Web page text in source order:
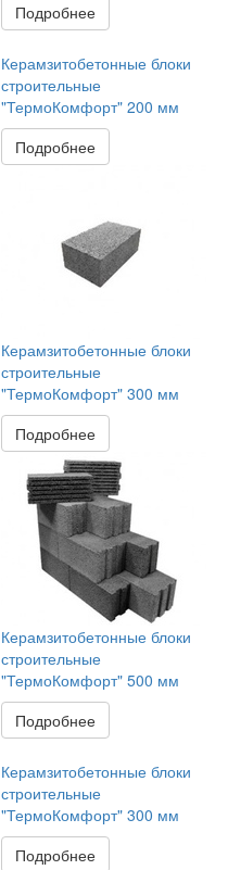
Подробнее
Керамзитобетонные блоки
строительные
"ТермоКомфорт" 200 мм
Подробнее
Керамзитобетонные блоки
строительные
"ТермоКомфорт" 300 мм
Подробнее
Керамзитобетонные блоки
строительные
"ТермоКомфорт" 500 мм
Подробнее
Керамзитобетонные блоки
строительные
"ТермоКомфорт" 300 мм
Подробнее